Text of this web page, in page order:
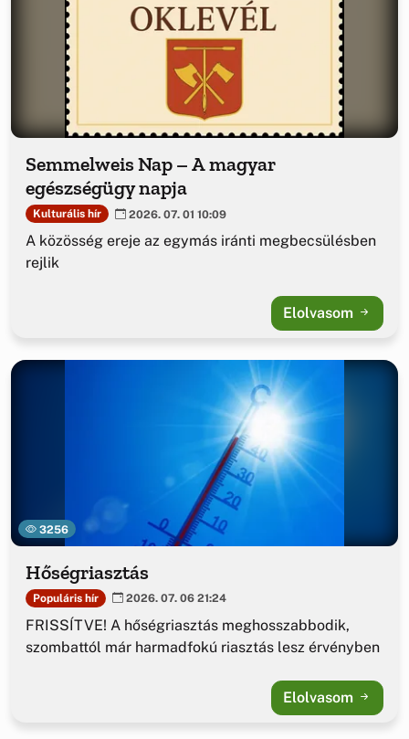
Semmelweis Nap – A magyar
egészségügy napja
Kulturális hír 2026. 07. 01 10:09
A közösség ereje az egymás iránti megbecsülésben
rejlik
Elolvasom
3256
Hőségriasztás
Populáris hír 2026. 07. 06 21:24
FRISSÍTVE! A hőségriasztás meghosszabbodik,
szombattól már harmadfokú riasztás lesz érvényben
Elolvasom